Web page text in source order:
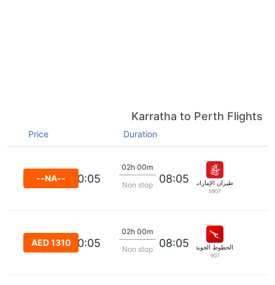
Karratha to Perth Flights
Duration
Price
طيران الإمارات
5907
08:05
02h 00m
Non stop
10:05
--NA--
الخطوط الجوية كانتاس
907
08:05
02h 00m
Non stop
10:05
AED 1310